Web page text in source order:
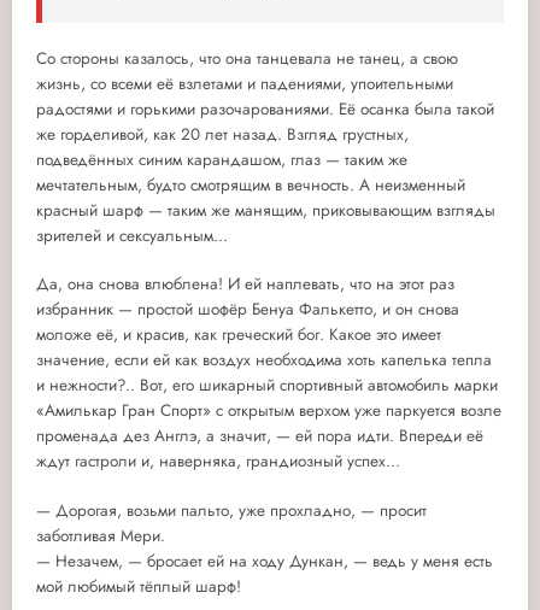
Со стороны казалось, что она танцевала не танец, а свою
жизнь, со всеми её взлетами и падениями, упоительными
радостями и горькими разочарованиями. Её осанка была такой
же горделивой, как 20 лет назад. Взгляд грустных,
подведённых синим карандашом, глаз — таким же
мечтательным, будто смотрящим в вечность. А неизменный
красный шарф — таким же манящим, приковывающим взгляды
зрителей и сексуальным...
Да, она снова влюблена! И ей наплевать, что на этот раз
избранник — простой шофёр Бенуа Фалькетто, и он снова
моложе её, и красив, как греческий бог. Какое это имеет
значение, если ей как воздух необходима хоть капелька тепла
и нежности?.. Вот, его шикарный спортивный автомобиль марки
«Амилькар Гран Спорт» с открытым верхом уже паркуется возле
променада дез Англэ, а значит, — ей пора идти. Впереди её
ждут гастроли и, наверняка, грандиозный успех...
— Дорогая, возьми пальто, уже прохладно, — просит
заботливая Мери.
— Незачем, — бросает ей на ходу Дункан, — ведь у меня есть
мой любимый тёплый шарф!